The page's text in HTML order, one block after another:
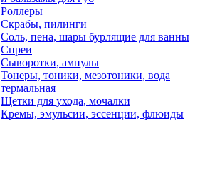
Роллеры
Скрабы, пилинги
Соль, пена, шары бурлящие для ванны
Спреи
Сыворотки, ампулы
Тонеры, тоники, мезотоники, вода
термальная
Щетки для ухода, мочалки
Кремы, эмульсии, эссенции, флюиды